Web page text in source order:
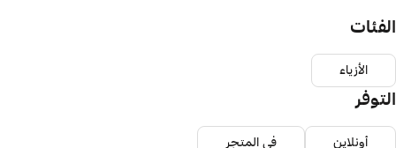
الفئات
الأزياء
التوفر
أونلاين في المتجر